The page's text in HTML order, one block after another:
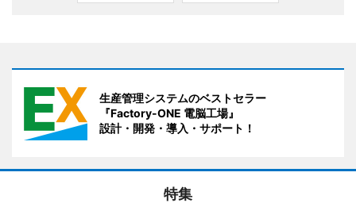
生産管理システムのベストセラー
『Factory-ONE 電脳工場』
設計・開発・導入・サポート！
特集